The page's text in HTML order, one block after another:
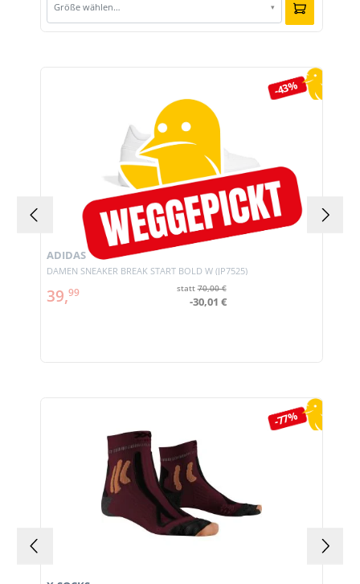
Größe wählen… ▾
-43%
DAMEN SNEAKER BREAK START BOLD W (JP7525)
ADIDAS
39,99 statt70,00 €
-30,01 €
-77%